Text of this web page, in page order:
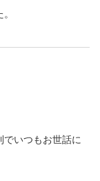
いつもお世話に